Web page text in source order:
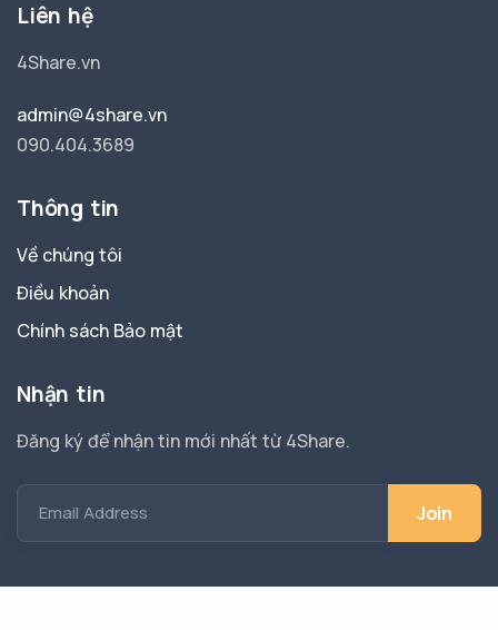
Liên hệ
4Share.vn
admin@4share.vn
090.404.3689
Thông tin
Về chúng tôi
Điều khoản
Chính sách Bảo mật
Nhận tin
Đăng ký để nhận tin mới nhất từ 4Share.
Email Address